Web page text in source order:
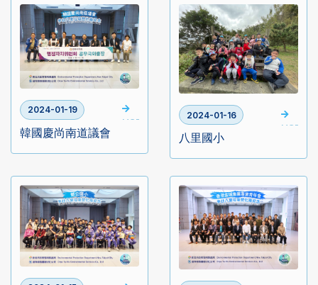
2024-01-19
MORE
韓國慶尚南道議會
2024-01-16
MORE
八里國小